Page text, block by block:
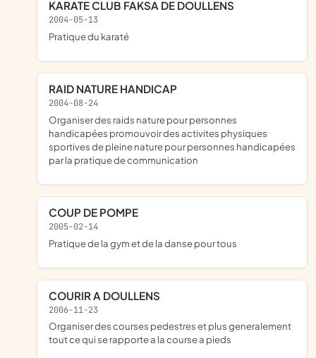
KARATE CLUB FAKSA DE DOULLENS
2004-05-13
pratique du karaté
RAID NATURE HANDICAP
2004-08-24
organiser des raids nature pour personnes
handicapées promouvoir des activites physiques
sportives de pleine nature pour personnes handicapées
par la pratique de communication
COUP DE POMPE
2005-02-14
pratique de la gym et de la danse pour tous
COURIR A DOULLENS
2006-11-23
organiser des courses pedestres et plus generalement
tout ce qui se rapporte a la course a pieds